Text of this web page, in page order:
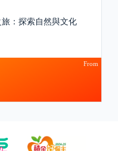
：探索自然與文化
From